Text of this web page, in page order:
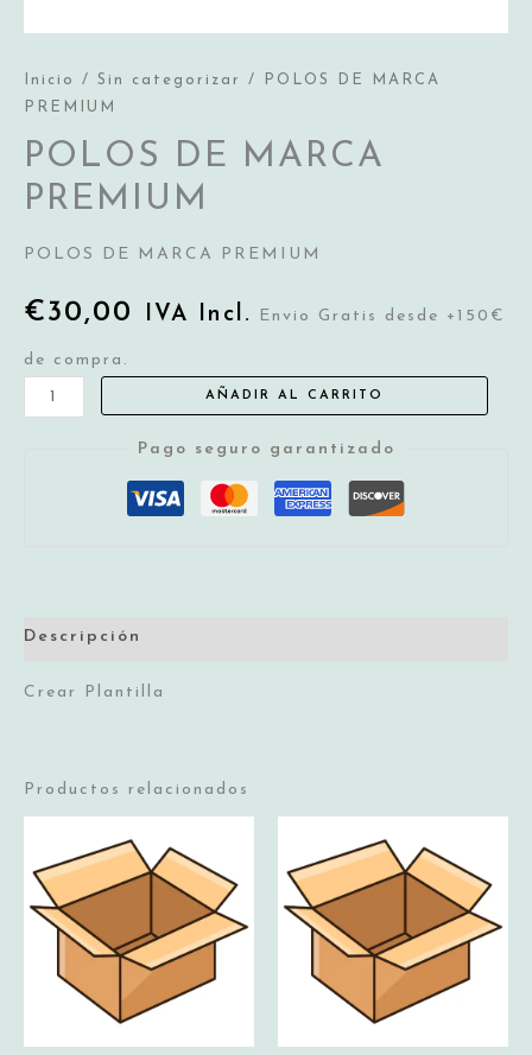
Inicio / Sin categorizar
/ POLOS DE MARCA
PREMIUM
POLOS DE MARCA
PREMIUM
POLOS DE MARCA PREMIUM
€30,00 IVA Incl. Envio Gratis desde +150€
de compra.
POLOS
DE
AÑADIR AL CARRITO
Pago seguro garantizado
Descripción
Crear Plantilla
Productos relacionados